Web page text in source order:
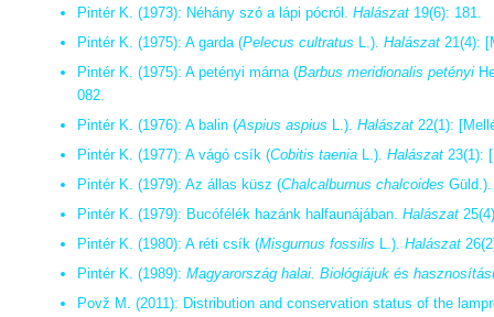
Pintér K. (1973): Néhány szó a lápi pócról. Halászat 19(6): 181.
Pintér K. (1975): A garda (Pelecus cultratus L.). Halászat 21(4):
Pintér K. (1975): A petényi márna (Barbus meridionalis petényi
082.
Pintér K. (1976): A balin (Aspius aspius L.). Halászat 22(1):
Pintér K. (1977): A vágó csík (Cobitis taenia L.). Halászat 23(1):
Pintér K. (1979): Az állas küsz (Chalcalburnus chalcoides
Pintér K. (1979): Bucófélék hazánk halfaunájában. Halászat
Pintér K. (1980): A réti csík (Misgurnus fossilis L.). Halászat
Pintér K. (1989): Magyarország halai. Biológiájuk és
Povž M. (2011): Distribution and conservation status of the